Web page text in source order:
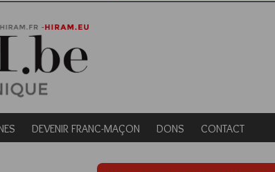
DEVENIR FRANC-MAÇON DONS CONTACT